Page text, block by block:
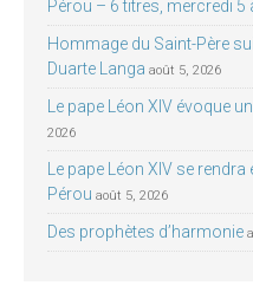
Pérou – 6 titres, mercredi 5
Hommage du Saint-Père
Duarte Langa août 5, 2026
Le pape Léon XIV évoque
2026
Le pape Léon XIV se
Pérou août 5, 2026
Des prophètes d’harmonie